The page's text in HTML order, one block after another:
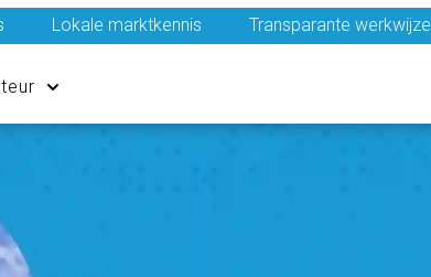
Lokale marktkennis Transparante werkwijze